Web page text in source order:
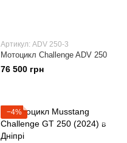
Артикул: ADV 250-3
Мотоцикл Challenge ADV 250
76 500 грн
−4%